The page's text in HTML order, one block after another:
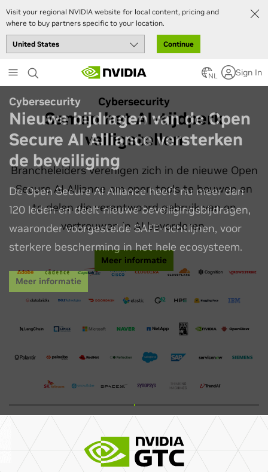
Visit your regional NVIDIA website for local content, pricing and
where to buy partners specific to your location.
Continue
to
main
content
NL Sign In
Cybersecurity
Samen het AI-tijdperk
veiligstellen
Brancheleiders verenigen zich in de nieuwe Open
Secure AI Alliance om open tools te bouwen en
te delen die verantwoord gebruik van en
vertrouwen in AI bevorderen.
Meer informatie